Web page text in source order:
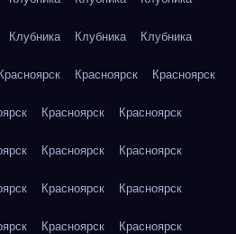
Клубника Клубника Клубника
Красноярск Красноярск Красноярск
Красноярск Красноярск
Красноярск Красноярск
Красноярск Красноярск
Красноярск Красноярск